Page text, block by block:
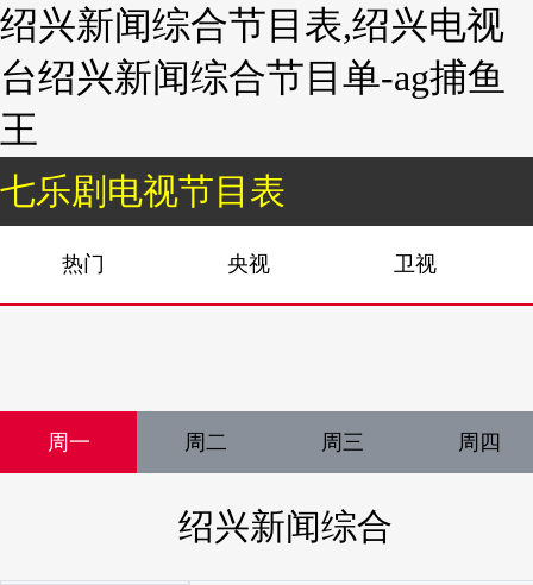
绍兴新闻综合节目表,绍兴电视
台绍兴新闻综合节目单-ag捕鱼
王
七乐剧电视节目表
热门 央视 卫视
周一 周二 周三 周四
绍兴新闻综合